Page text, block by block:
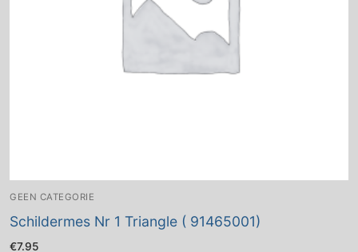
GEEN CATEGORIE
Schildermes Nr 1 Triangle ( 91465001)
€7.95